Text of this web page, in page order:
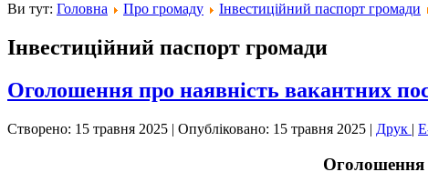
Ви тут: Головна Про громаду Інвестиційний паспорт громади
Інвестиційний паспорт громади
Оголошення про наявність вакантних
Створено: 15 травня 2025 | Опубліковано: 15 травня 2025 | Друк |
Оголошення